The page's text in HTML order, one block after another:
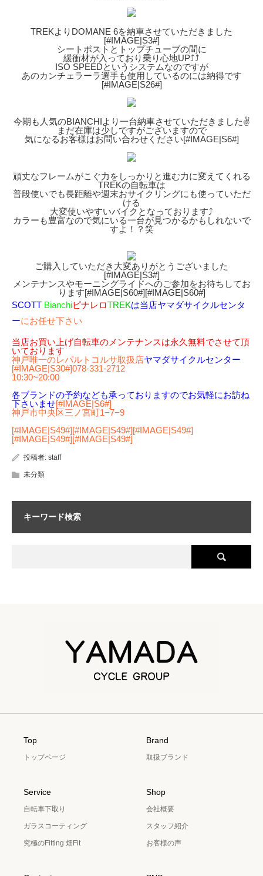
TREKよりDOMANE 6を納車させていただきました
[#IMAGE|S3#]
シートポストとトップチューブの間に
緩衝材が入っており乗り心地UP⤴︎⤴︎
ISO SPEEDというシステムなのですが
あのカンチェラーラ選手も使用しているのには納得です
[#IMAGE|S26#]
今期も人気のBIANCHIより一台納車させていただきました✌️
まだ在庫は少しですがございますので
気になるお客様はお問い合わせください[#IMAGE|S6#]
頑丈なフレームがこぐ力をしっかりと進む力に変えてくれる
TREKの自転車は
普段使いでも長距離や週末おサイクリングにも使っていただ
ける
大変使いやすいバイクとなっております⤴︎
カラーも豊富なので気にいる一台が見つかるかもしれないで
すよ！？笑
ご購入していただき大変ありがとうございました
[#IMAGE|S3#]
メンテナンスやモーニングライドへのご参加をお待ちしてお
ります[#IMAGE|S60#][#IMAGE|S60#]
SCOTT BianchiピナレロTREKは当店ヤマダサイクルセンタ
ーにお任せ下さい
当店お買い上げ自転車のメンテナンスは永久無料でさせて頂
いております
神戸唯一のレパルトコルサ取扱店ヤマダサイクルセンター
[#IMAGE|S30#]078-331-2712
10:30~20:00
各ブランドの予約なども承っておりますのでお気軽にお訪ね
下さいませ[#IMAGE|S6#]
神戸市中央区三ノ宮町1−7−9
[#IMAGE|S49#][#IMAGE|S49#][#IMAGE|S49#]
[#IMAGE|S49#][#IMAGE|S49#]
投稿者: staff
未分類
キーワード検索
Top
トップページ
Brand
取扱ブランド
Service
自転車下取り
ガラスコーティング
究極のFitting 畑Fit
Shop
会社概要
スタッフ紹介
お客様の声